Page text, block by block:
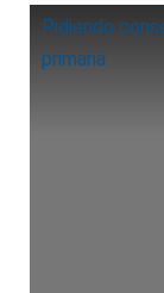
Pidiendo
primaria